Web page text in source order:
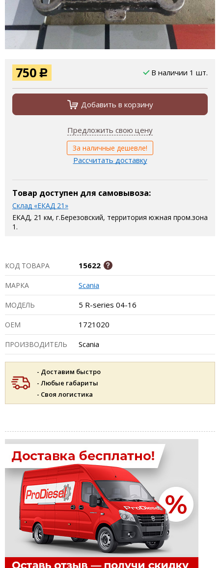
750 Р В наличии 1 шт.
Добавить в корзину
Предложить свою цену
За наличные дешевле!
Рассчитать доставку
Товар доступен для самовывоза:
Склад «ЕКАД 21»
ЕКАД, 21 км, г.Березовский, территория южная пром.зона
1.
КОД ТОВАРА 15622
МАРКА Scania
МОДЕЛЬ 5 R-series 04-16
ОЕМ 1721020
ПРОИЗВОДИТЕЛЬ Scania
- Доставим быстро
- Любые габариты
- Своя логистика